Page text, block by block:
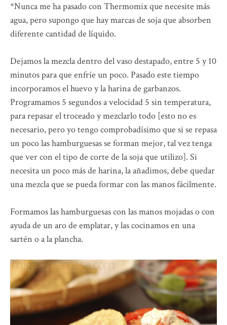
*Nunca me ha pasado con Thermomix que necesite más
agua, pero supongo que hay marcas de soja que absorben
diferente cantidad de líquido.
Dejamos la mezcla dentro del vaso destapado, entre 5 y 10
minutos para que enfríe un poco. Pasado este tiempo
incorporamos el huevo y la harina de garbanzos.
Programamos 5 segundos a velocidad 5 sin temperatura,
para repasar el troceado y mezclarlo todo [esto no es
necesario, pero yo tengo comprobadísimo que si se repasa
un poco las hamburguesas se forman mejor, tal vez tenga
que ver con el tipo de corte de la soja que utilizo]. Si
necesita un poco más de harina, la añadimos, debe quedar
una mezcla que se pueda formar con las manos fácilmente.
Formamos las hamburguesas con las manos mojadas o con
ayuda de un aro de emplatar, y las cocinamos en una
sartén o a la plancha.